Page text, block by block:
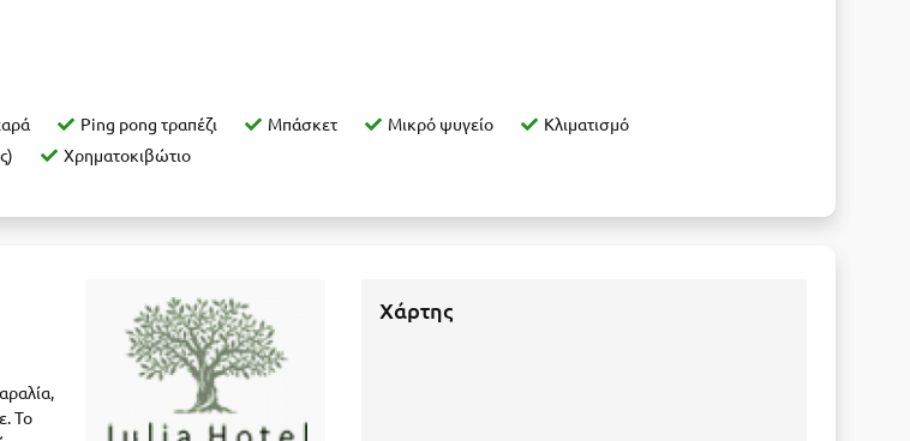
Ping pong τραπέζι Μπάσκετ Μικρό ψυγείο
Κλιματισμό
Χρηματοκιβώτιο
Το
Χάρτης